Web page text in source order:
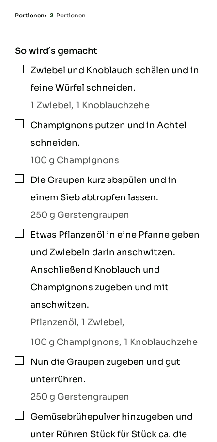
Portionen: 2 Portionen
So wird´s gemacht
▢
Zwiebel und Knoblauch schälen und in
feine Würfel schneiden.
1 Zwiebel, 1 Knoblauchzehe
▢
Champignons putzen und in Achtel
schneiden.
100 g Champignons
▢
Die Graupen kurz abspülen und in
einem Sieb abtropfen lassen.
250 g Gerstengraupen
▢
Etwas Pflanzenöl in eine Pfanne geben
und Zwiebeln darin anschwitzen.
Anschließend Knoblauch und
Champignons zugeben und mit
anschwitzen.
Pflanzenöl, 1 Zwiebel,
100 g Champignons, 1 Knoblauchzehe
▢
Nun die Graupen zugeben und gut
unterrühren.
250 g Gerstengraupen
▢
Gemüsebrühepulver hinzugeben und
unter Rühren Stück für Stück ca. die